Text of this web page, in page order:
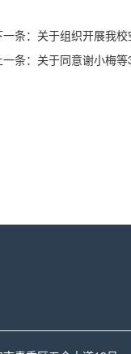
条： 关于组织开展我
一条： 关于同意谢小梅